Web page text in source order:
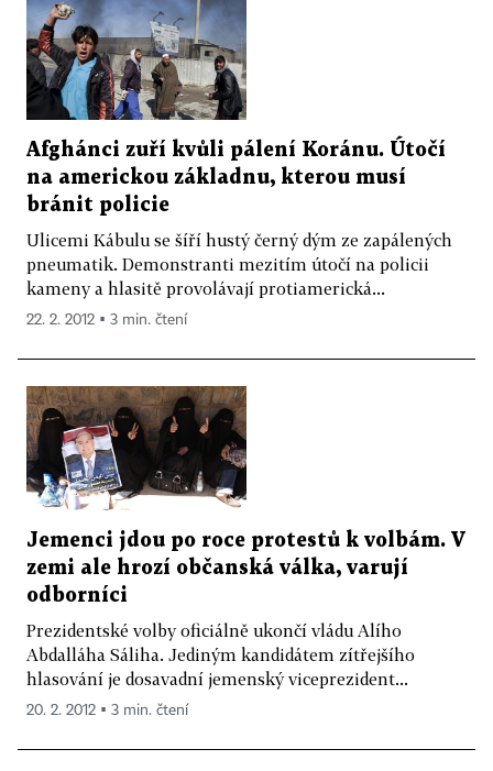
Afghánci zuří kvůli pálení Koránu. Útočí
na americkou základnu, kterou musí
bránit policie
Ulicemi Kábulu se šíří hustý černý dým ze zapálených
pneumatik. Demonstranti mezitím útočí na policii
kameny a hlasitě provolávají protiamerická...
22. 2. 2012 ▪ 3 min. čtení
Jemenci jdou po roce protestů k volbám. V
zemi ale hrozí občanská válka, varují
odborníci
Prezidentské volby oficiálně ukončí vládu Alího
Abdalláha Sáliha. Jediným kandidátem zítřejšího
hlasování je dosavadní jemenský viceprezident...
20. 2. 2012 ▪ 3 min. čtení